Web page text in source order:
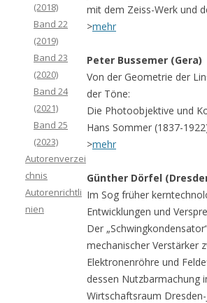
mit dem Zeiss-Werk und
>mehr
Peter Bussemer (Gera)
Von der Geometrie der
der Töne:
Die Photoobjektive und
Hans Sommer (1837-
>mehr
Günther Dörfel
Im Sog früher
Entwicklungen und
Der
mechanischer Verstärker
Elektronenröhre und
dessen Nutzbarmachung
Wirtschaftsraum Dresden-
(2018)
Band 22
(2019)
Band 23
(2020)
Band 24
(2021)
Band 25
(2023)
Autorenverzei
chnis
Autorenrichtli
nien